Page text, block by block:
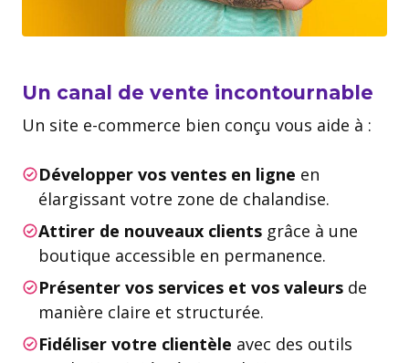
Un canal de vente incontournable
Un site e-commerce bien conçu vous aide à :
Développer vos ventes en ligne en
élargissant votre zone de chalandise.
Attirer de nouveaux clients grâce à une
boutique accessible en permanence.
Présenter vos services et vos valeurs de
manière claire et structurée.
Fidéliser votre clientèle avec des outils